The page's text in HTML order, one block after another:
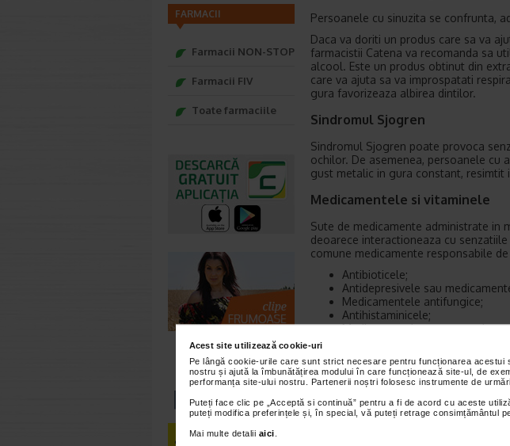
Acest site utilizează cookie-uri
Pe lângă cookie-urile care sunt strict necesare pentru funcționarea
nostru și ajută la îmbunătățirea modului în care funcționează site-ul, de
performanța site-ului nostru. Partenerii noștri folosesc instrumente de
Puteți face clic pe „Acceptă si continuă” pentru a fi de acord cu aceste
puteți modifica preferințele și, în special, vă puteți retrage consimțământul
Mai multe detalii aici
Persoanele cu sinuzita se confrunta,
Daca va doriti un produs care sa va
farmacistii Catena va recomanda sa
alcool. Este un produs obtinut din
care va ajuta sa va improspatati
gura favorizeaza albirea dintilor.
Sindromul Sjogren
Sindromul Sjogren poate provoca
ochilor. De asemenea, persoanele cu
gust metalic in gura constant, resimtit
Medicamentele si vitaminele
Sute de medicamente administrate in
deoarece interactioneaza cu
comune medicamente responsabile
Antibioticele;
Antidepresivele sau
Medicamentele antifungice;
Antihistaminicele;
Medicamentele pentru
Medicamentele pentru diabet;
Diureticele;
Medicamentele pentru glaucom;
Plasturii cu nicotina;
Medicamentele pentru
Medicamentele pentru radiatii;
FARMACII
Farmacii NON-STOP
Farmacii FIV
Toate farmaciile